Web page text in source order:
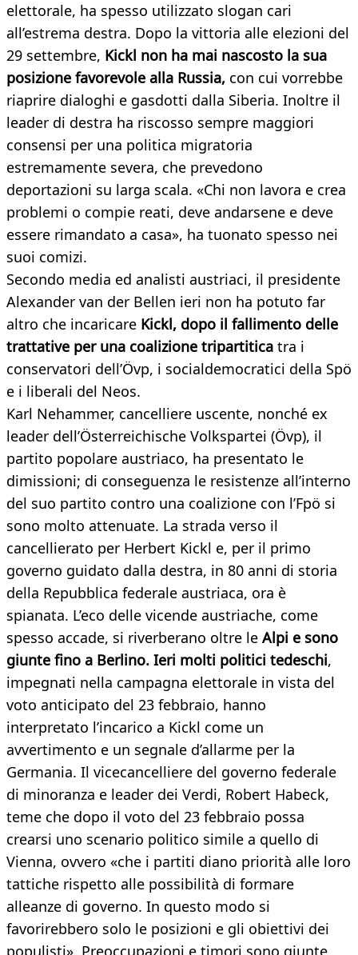
elettorale, ha spesso utilizzato slogan cari
all’estrema destra. Dopo la vittoria alle elezioni del
29 settembre, Kickl non ha mai nascosto la sua
posizione favorevole alla Russia, con cui vorrebbe
riaprire dialoghi e gasdotti dalla Siberia. Inoltre il
leader di destra ha riscosso sempre maggiori
consensi per una politica migratoria
estremamente severa, che prevedono
deportazioni su larga scala. «Chi non lavora e crea
problemi o compie reati, deve andarsene e deve
essere rimandato a casa», ha tuonato spesso nei
suoi comizi.
Secondo media ed analisti austriaci, il presidente
Alexander van der Bellen ieri non ha potuto far
altro che incaricare Kickl, dopo il fallimento delle
trattative per una coalizione tripartitica tra i
conservatori dell’Övp, i socialdemocratici della Spö
e i liberali del Neos.
Karl Nehammer, cancelliere uscente, nonché ex
leader dell’Österreichische Volkspartei (Övp), il
partito popolare austriaco, ha presentato le
dimissioni; di conseguenza le resistenze all’interno
del suo partito contro una coalizione con l’Fpö si
sono molto attenuate. La strada verso il
cancellierato per Herbert Kickl e, per il primo
governo guidato dalla destra, in 80 anni di storia
della Repubblica federale austriaca, ora è
spianata. L’eco delle vicende austriache, come
spesso accade, si riverberano oltre le Alpi e sono
giunte fino a Berlino. Ieri molti politici tedeschi,
impegnati nella campagna elettorale in vista del
voto anticipato del 23 febbraio, hanno
interpretato l’incarico a Kickl come un
avvertimento e un segnale d’allarme per la
Germania. Il vicecancelliere del governo federale
di minoranza e leader dei Verdi, Robert Habeck,
teme che dopo il voto del 23 febbraio possa
crearsi uno scenario politico simile a quello di
Vienna, ovvero «che i partiti diano priorità alle loro
tattiche rispetto alle possibilità di formare
alleanze di governo. In questo modo si
favorirebbero solo le posizioni e gli obiettivi dei
populisti». Preoccupazioni e timori sono giunte